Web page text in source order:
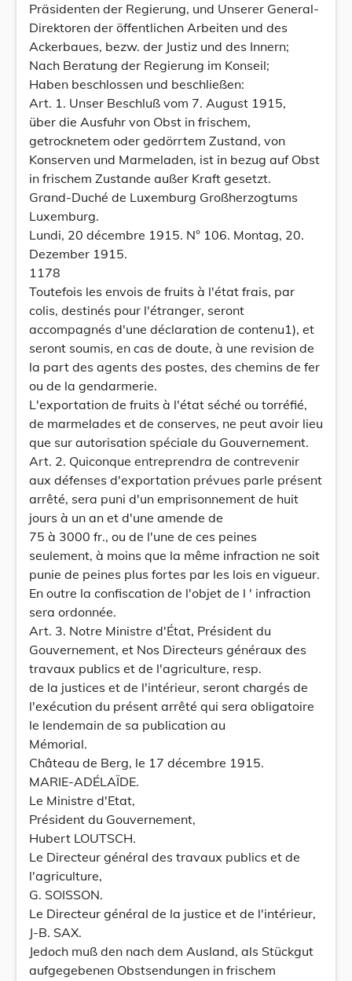
Präsidenten der Regierung, und Unserer General-
Direktoren der öffentlichen Arbeiten und des
Ackerbaues, bezw. der Justiz und des Innern;
Nach Beratung der Regierung im Konseil;
Haben beschlossen und beschließen:
Art. 1. Unser Beschluß vom 7. August 1915,
über die Ausfuhr von Obst in frischem,
getrocknetem oder gedörrtem Zustand, von
Konserven und Marmeladen, ist in bezug auf Obst
in frischem Zustande außer Kraft gesetzt.
Grand-Duché de Luxemburg Großherzogtums
Luxemburg.
Lundi, 20 décembre 1915. N° 106. Montag, 20.
Dezember 1915.
1178
Toutefois les envois de fruits à l'état frais, par
colis, destinés pour l'étranger, seront
accompagnés d'une déclaration de contenu1), et
seront soumis, en cas de doute, à une revision de
la part des agents des postes, des chemins de fer
ou de la gendarmerie.
L'exportation de fruits à l'état séché ou torréfié,
de marmelades et de conserves, ne peut avoir lieu
que sur autorisation spéciale du Gouvernement.
Art. 2. Quiconque entreprendra de contrevenir
aux défenses d'exportation prévues parle présent
arrêté, sera puni d'un emprisonnement de huit
jours à un an et d'une amende de
75 à 3000 fr., ou de l'une de ces peines
seulement, à moins que la même infraction ne soit
punie de peines plus fortes par les lois en vigueur.
En outre la confiscation de l'objet de l ' infraction
sera ordonnée.
Art. 3. Notre Ministre d'État, Président du
Gouvernement, et Nos Directeurs généraux des
travaux publics et de l'agriculture, resp.
de la justices et de l'intérieur, seront chargés de
l'exécution du présent arrêté qui sera obligatoire
le lendemain de sa publication au
Mémorial.
Château de Berg, le 17 décembre 1915.
MARIE-ADÉLAÏDE.
Le Ministre d'Etat,
Président du Gouvernement,
Hubert LOUTSCH.
Le Directeur général des travaux publics et de
l'agriculture,
G. SOISSON.
Le Directeur général de la justice et de l'intérieur,
J-B. SAX.
Jedoch muß den nach dem Ausland, als Stückgut
aufgegebenen Obstsendungen in frischem